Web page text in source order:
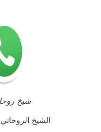
شيخ
الشيخ الروحاني